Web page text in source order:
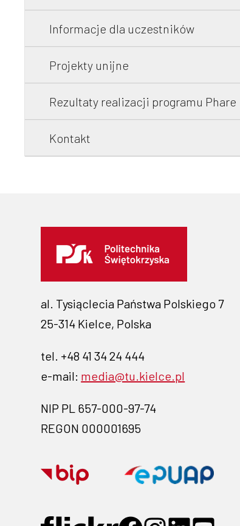
Informacje dla uczestników
Projekty unijne
Rezultaty realizacji programu Phare
Kontakt
al. Tysiąclecia Państwa Polskiego 7
25-314 Kielce, Polska
tel. +48 41 34 24 444
e-mail: media@tu.kielce.pl
NIP PL 657-000-97-74
REGON 000001695
Przejdź na stronę BIP- link
Przejdź do profilu na
Przejdź do profilu
Przejdź do
Przejdź